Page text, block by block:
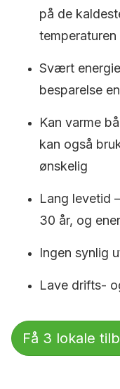
på de
Svært
besparelse
Kan varme
kan også
ønskelig
Lang levetid
30 år, og
Ingen synlig
Lave drifts-
Få 3 lokale